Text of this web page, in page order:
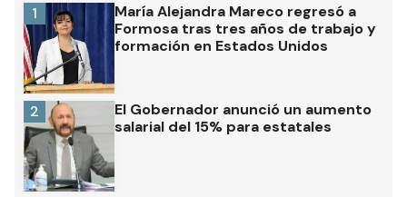
María Alejandra Mareco regresó a
Formosa tras tres años de trabajo y
formación en Estados Unidos
1
El Gobernador anunció un aumento
salarial del 15% para estatales
2